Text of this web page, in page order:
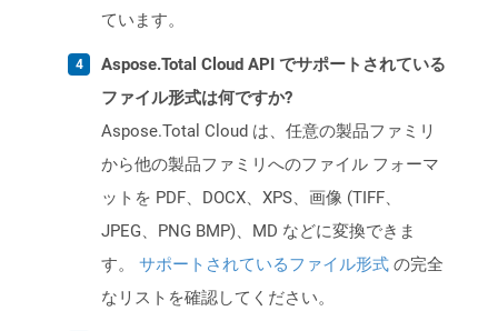
ています。
Aspose.Total Cloud API でサポートされている
ファイル形式は何ですか?
Aspose.Total Cloud は、任意の製品ファミリ
から他の製品ファミリへのファイル フォーマ
ットを PDF、DOCX、XPS、画像 (TIFF、
JPEG、PNG BMP)、MD などに変換できま
す。 サポートされているファイル形式 の完全
なリストを確認してください。